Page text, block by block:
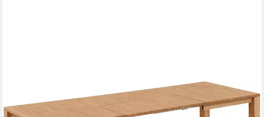
Kulissen-Esstisch Top Trends, mit Auszugsfunktion, Breite 140